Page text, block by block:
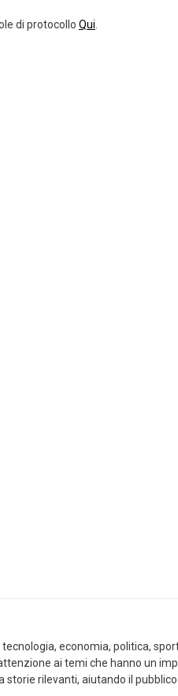
di protocollo Qui.
economia, politica,
ai temi che hanno un
rilevanti, aiutando il